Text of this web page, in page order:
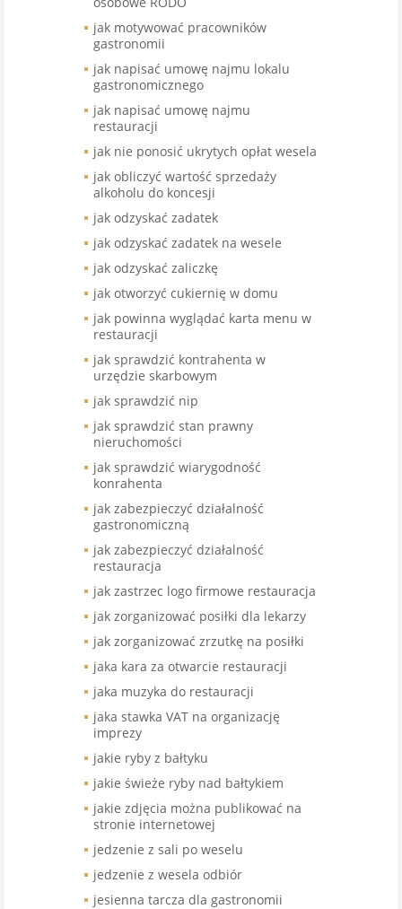
jak motywować pracowników
gastronomii
jak napisać umowę najmu lokalu
gastronomicznego
jak napisać umowę najmu
restauracji
jak nie ponosić ukrytych opłat wesela
jak obliczyć wartość sprzedaży
alkoholu do koncesji
jak odzyskać zadatek
jak odzyskać zadatek na wesele
jak odzyskać zaliczkę
jak otworzyć cukiernię w domu
jak powinna wyglądać karta menu w
restauracji
jak sprawdzić kontrahenta w
urzędzie skarbowym
jak sprawdzić nip
jak sprawdzić stan prawny
nieruchomości
jak sprawdzić wiarygodność
konrahenta
jak zabezpieczyć działalność
gastronomiczną
jak zabezpieczyć działalność
restauracja
jak zastrzec logo firmowe restauracja
jak zorganizować posiłki dla lekarzy
jak zorganizować zrzutkę na posiłki
jaka kara za otwarcie restauracji
jaka muzyka do restauracji
jaka stawka VAT na organizację
imprezy
jakie ryby z bałtyku
jakie świeże ryby nad bałtykiem
jakie zdjęcia można publikować na
stronie internetowej
jedzenie z sali po weselu
jedzenie z wesela odbiór
jesienna tarcza dla gastronomii